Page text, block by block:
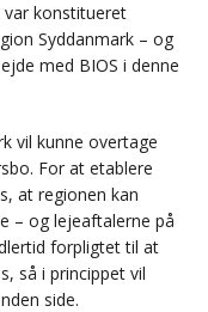
var konstitueret
Syddanmark – og
med BIOS i denne
vil kunne overtage
For at etablere
at regionen kan
– og lejeaftalerne på
forpligtet til at
så i princippet vil
side.